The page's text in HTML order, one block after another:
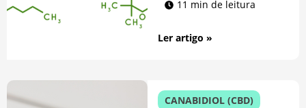
11 min de leitura
Ler artigo »
CANABIDIOL (CBD)